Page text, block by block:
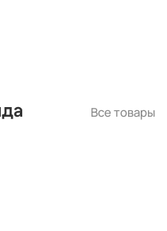
Все товары